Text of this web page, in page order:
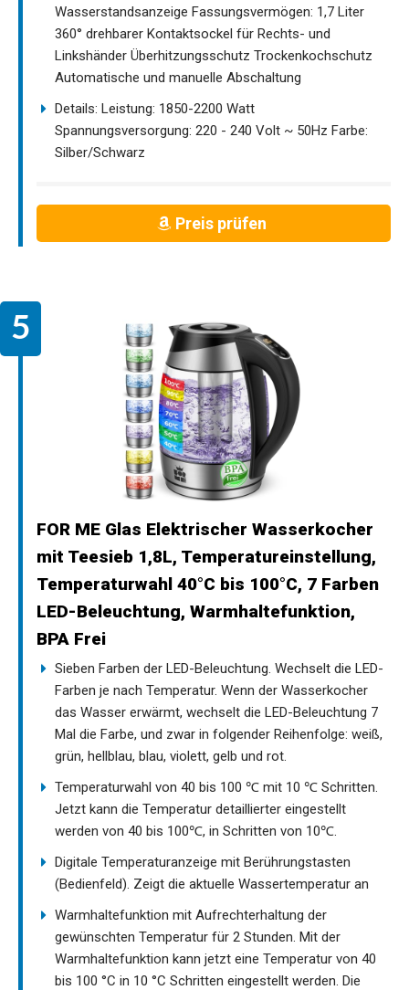
Wasserstandsanzeige Fassungsvermögen: 1,7 Liter
360° drehbarer Kontaktsockel für Rechts- und
Linkshänder Überhitzungsschutz Trockenkochschutz
Automatische und manuelle Abschaltung
Details: Leistung: 1850-2200 Watt
Spannungsversorgung: 220 - 240 Volt ~ 50Hz Farbe:
Silber/Schwarz
Preis prüfen
FOR ME Glas Elektrischer Wasserkocher
mit Teesieb 1,8L, Temperatureinstellung,
Temperaturwahl 40°C bis 100°C, 7 Farben
LED-Beleuchtung, Warmhaltefunktion,
BPA Frei
Sieben Farben der LED-Beleuchtung. Wechselt die LED-
Farben je nach Temperatur. Wenn der Wasserkocher
das Wasser erwärmt, wechselt die LED-Beleuchtung 7
Mal die Farbe, und zwar in folgender Reihenfolge: weiß,
grün, hellblau, blau, violett, gelb und rot.
Temperaturwahl von 40 bis 100 ℃ mit 10 ℃ Schritten.
Jetzt kann die Temperatur detaillierter eingestellt
werden von 40 bis 100℃, in Schritten von 10℃.
Digitale Temperaturanzeige mit Berührungstasten
(Bedienfeld). Zeigt die aktuelle Wassertemperatur an
Warmhaltefunktion mit Aufrechterhaltung der
gewünschten Temperatur für 2 Stunden. Mit der
Warmhaltefunktion kann jetzt eine Temperatur von 40
bis 100 °C in 10 °C Schritten eingestellt werden. Die